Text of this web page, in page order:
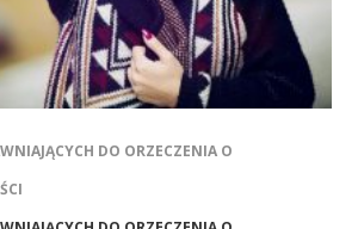
DO ORZECZENIA O